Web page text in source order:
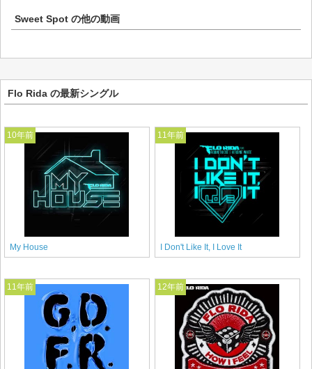
Sweet Spot の他の動画
Flo Rida の最新シングル
10年前
My House
11年前
I Don't Like It, I Love It
11年前 12年前